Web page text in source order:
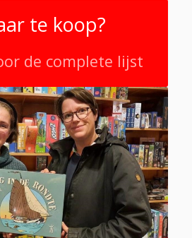
te koop?
de complete lijst